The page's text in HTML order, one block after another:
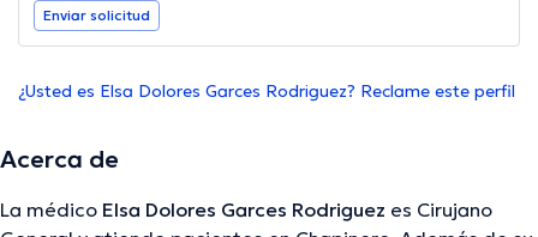
Enviar solicitud
¿Usted es Elsa Dolores Garces Rodriguez? Reclame este perfil
Acerca de
La médico Elsa Dolores Garces Rodriguez es Cirujano